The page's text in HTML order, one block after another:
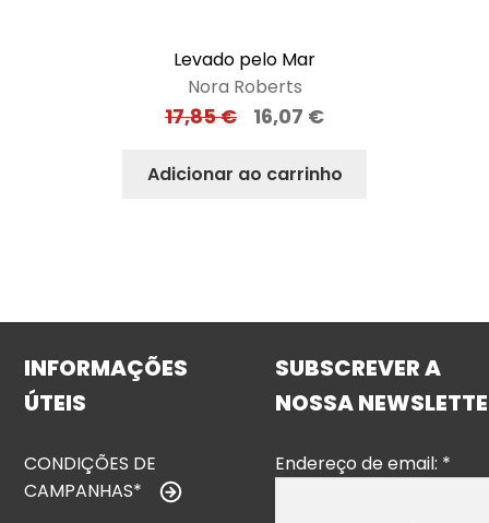
Levado pelo Mar
Nora Roberts
17,85€ 16,07 €
Adicionar ao carrinho
INFORMAÇÕES
ÚTEIS
CONDIÇÕES DE
CAMPANHAS*
SUBSCREVER A
NOSSA
Endereço de email: *